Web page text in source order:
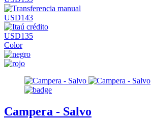
USD143
USD135
Color
Campera - Salvo